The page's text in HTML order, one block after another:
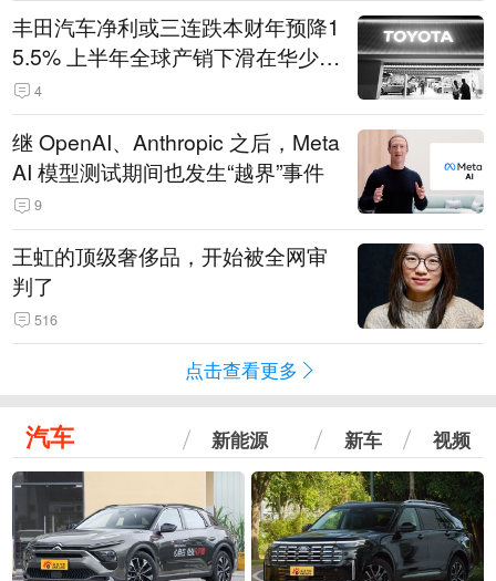
丰田汽车净利或三连跌本财年预降1
5.5% 上半年全球产销下滑在华少卖
14.3万辆
4
继 OpenAI、Anthropic 之后，Meta
AI 模型测试期间也发生“越界”事件
9
王虹的顶级奢侈品，开始被全网审
判了
516
点击查看更多
汽车 新能源 新车 视频